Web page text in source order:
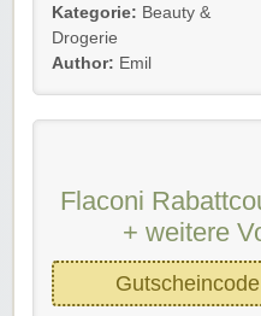
Gültig für Neu- und
Viel Spaß beim Entdecken
Kategorie: Beauty &
Drogerie
Author: Emil
Flaconi
+ weitere